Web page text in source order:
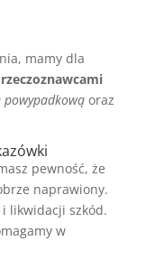
mamy dla
rzeczoznawcami
powypadkowąoraz
pewność, że
naprawiony.
likwidacji szkód.
w